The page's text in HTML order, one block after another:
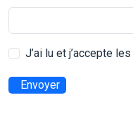
J’ai lu et j’accepte les
Envoyer